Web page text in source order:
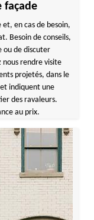
façade
en cas de besoin,
Besoin de conseils,
ou de discuter
nous rendre visite
projetés, dans le
indiquent une
des ravaleurs.
au prix.